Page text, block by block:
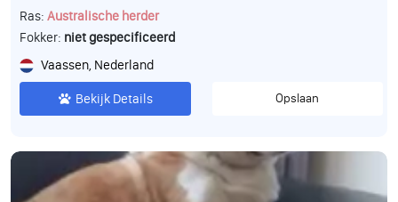
Ras: Australische herder
Fokker: niet gespecificeerd
Vaassen, Nederland
Bekijk Details Opslaan